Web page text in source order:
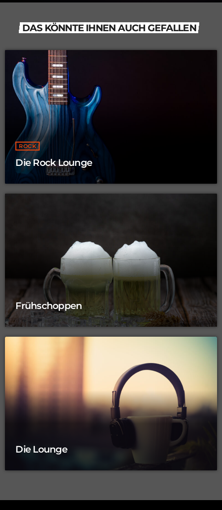
DAS KÖNNTE IHNEN AUCH GEFALLEN
ROCK
Die Rock Lounge
Frühschoppen
Die Lounge